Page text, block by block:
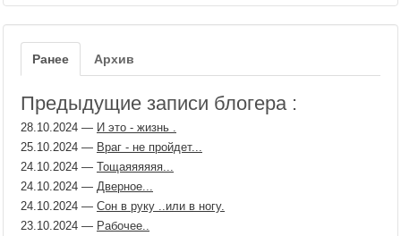
Ранее Архив
Предыдущие записи блогера :
28.10.2024 — И это - жизнь .
25.10.2024 — Враг - не пройдет...
24.10.2024 — Тощаяяяяяя...
24.10.2024 — Дверное...
24.10.2024 — Сон в руку ..или в ногу.
23.10.2024 — Рабочее..